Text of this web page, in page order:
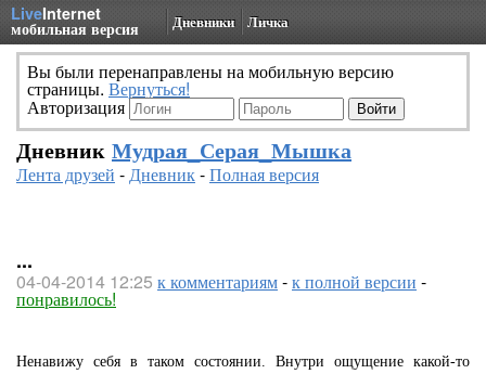
LiveInternet
мобильная версия Дневники Личка
Вы были перенаправлены на мобильную версию
страницы. Вернуться!
Авторизация
Дневник Мудрая_Серая_Мышка
Лента друзей -Дневник-Полная версия
...
04-04-2014 12:25 к комментариям-к полной версии -
понравилось!
Ненавижу себя в таком состоянии. Внутри ощущение какой-то